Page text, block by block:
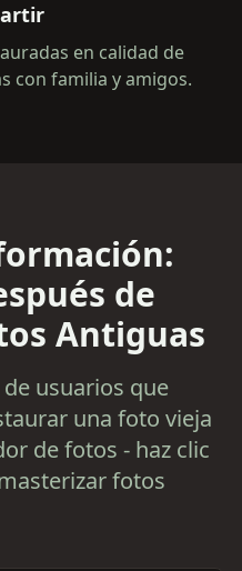
en calidad de
con familia y amigos.
de
Antiguas
usuarios que
una foto vieja
de fotos - haz clic
fotos